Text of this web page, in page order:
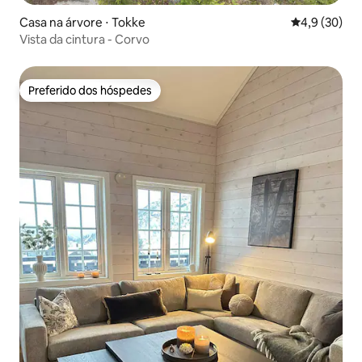
Casa na árvore ⋅ Tokke 4,9 de uma
4,9 (30)
Vista da cintura - Corvo
Preferido dos hóspedes
Preferido dos hóspedes